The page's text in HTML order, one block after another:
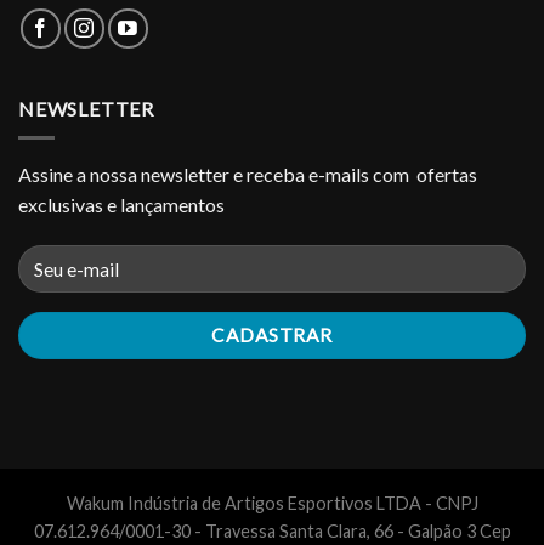
NEWSLETTER
Assine a nossa newsletter e receba e-mails com ofertas
exclusivas e lançamentos
Wakum Indústria de Artigos Esportivos LTDA - CNPJ
07.612.964/0001-30 - Travessa Santa Clara, 66 - Galpão 3 Cep